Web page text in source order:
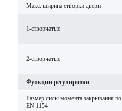
Макс. ширина створки двери
1-створ­чатые
2-створ­чатые
Функции регулировки
Размер силы момента закрывания по
EN 1154